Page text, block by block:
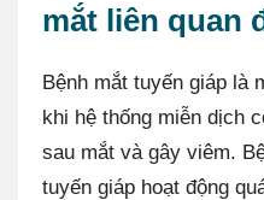
mắt liên quan
Bệnh mắt tuyến giáp là
khi hệ thống miễn dịch
sau mắt và gây viêm.
tuyến giáp hoạt động